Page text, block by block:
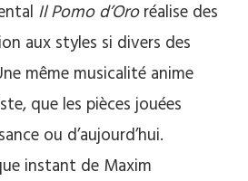
Il Pomo d’Ororéalise des
aux styles si divers des
même musicalité anime
que les pièces jouées
ou d’aujourd’hui.
instant de Maxim